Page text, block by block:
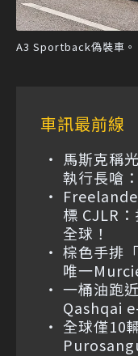
A3 Sportback偽裝車
車訊最前線
馬斯克稱
執行長嗆
標 CJLR
全球！
棕色手排
唯一
一桶油跑
Qashqai
全球僅10